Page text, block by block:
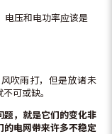
电压和电功率应该是
吹雨打，但是放诸未
可或缺。
题，就是它们的变化非
的电网带来许多不稳定